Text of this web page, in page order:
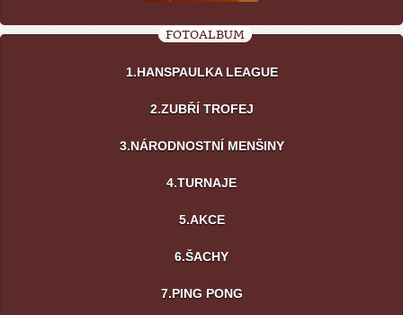
FOTOALBUM
1.HANSPAULKA LEAGUE
2.ZUBŘÍ TROFEJ
3.NÁRODNOSTNÍ MENŠINY
4.TURNAJE
5.AKCE
6.ŠACHY
7.PING PONG